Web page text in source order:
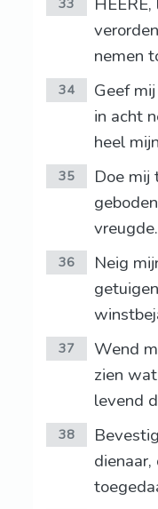
33
nemen
34
Geef
in acht
heel
35
Doe mij
vreugde.
36
Neig
37
Wend
zien
levend
38